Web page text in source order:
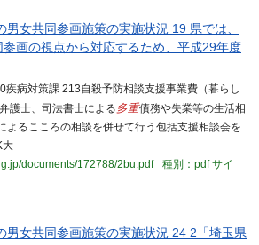
男女共同参画施策の実施状況 19 県では、
画の視点から対応するため、平成29年度
疾病対策課 213自殺予防相談支援事業費（暮らし
護士、司法書士による 多重債務や失業等の生活相
よるこころの相談を併せて行う包括支援相談会を
大
documents/172788/2bu.pdf
種別：pdfサイ
男女共同参画施策の実施状況 24 2「埼玉県